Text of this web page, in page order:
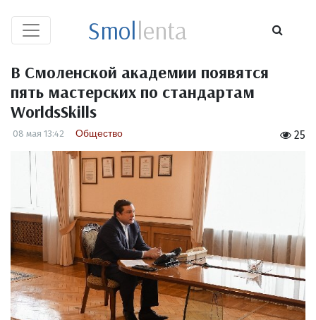
Smollenta
В Смоленской академии появятся
пять мастерских по стандартам
WorldsSkills
25
08 мая 13:42 Общество